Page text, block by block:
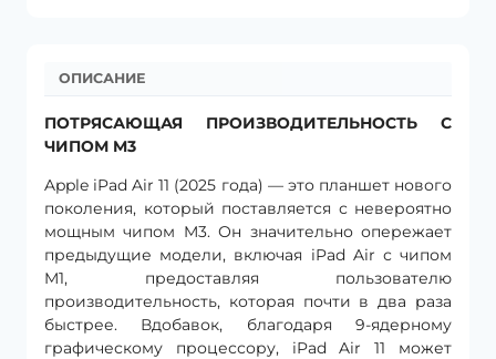
ОПИСАНИЕ
ПОТРЯСАЮЩАЯ ПРОИЗВОДИТЕЛЬНОСТЬ С
ЧИПОМ M3
Apple iPad Air 11 (2025 года) — это планшет нового
поколения, который поставляется с невероятно
мощным чипом M3. Он значительно опережает
предыдущие модели, включая iPad Air с чипом
M1, предоставляя пользователю
производительность, которая почти в два раза
быстрее. Вдобавок, благодаря 9-ядерному
графическому процессору, iPad Air 11 может